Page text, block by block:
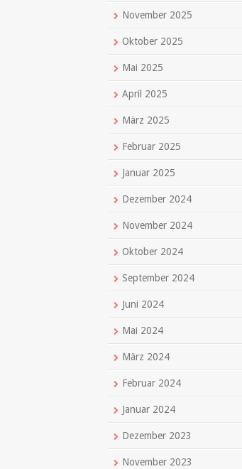
November 2025
Oktober 2025
Mai 2025
April 2025
März 2025
Februar 2025
Januar 2025
Dezember 2024
November 2024
Oktober 2024
September 2024
Juni 2024
Mai 2024
März 2024
Februar 2024
Januar 2024
Dezember 2023
November 2023